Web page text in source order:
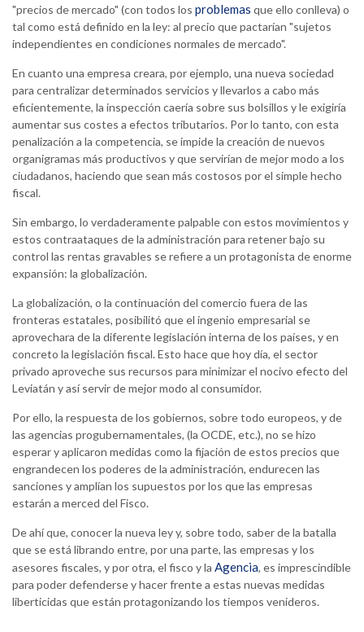
"precios de mercado" (con todos los problemas que ello conlleva) o
tal como está definido en la ley: al precio que pactarían "sujetos
independientes en condiciones normales de mercado".
En cuanto una empresa creara, por ejemplo, una nueva sociedad
para centralizar determinados servicios y llevarlos a cabo más
eficientemente, la inspección caería sobre sus bolsillos y le exigiría
aumentar sus costes a efectos tributarios. Por lo tanto, con esta
penalización a la competencia, se impide la creación de nuevos
organigramas más productivos y que servirían de mejor modo a los
ciudadanos, haciendo que sean más costosos por el simple hecho
fiscal.
Sin embargo, lo verdaderamente palpable con estos movimientos y
estos contraataques de la administración para retener bajo su
control las rentas gravables se refiere a un protagonista de enorme
expansión: la globalización.
La globalización, o la continuación del comercio fuera de las
fronteras estatales, posibilitó que el ingenio empresarial se
aprovechara de la diferente legislación interna de los países, y en
concreto la legislación fiscal. Esto hace que hoy día, el sector
privado aproveche sus recursos para minimizar el nocivo efecto del
Leviatán y así servir de mejor modo al consumidor.
Por ello, la respuesta de los gobiernos, sobre todo europeos, y de
las agencias progubernamentales, (la OCDE, etc.), no se hizo
esperar y aplicaron medidas como la fijación de estos precios que
engrandecen los poderes de la administración, endurecen las
sanciones y amplían los supuestos por los que las empresas
estarán a merced del Fisco.
De ahí que, conocer la nueva ley y, sobre todo, saber de la batalla
que se está librando entre, por una parte, las empresas y los
asesores fiscales, y por otra, el fisco y la Agencia, es imprescindible
para poder defenderse y hacer frente a estas nuevas medidas
liberticidas que están protagonizando los tiempos venideros.